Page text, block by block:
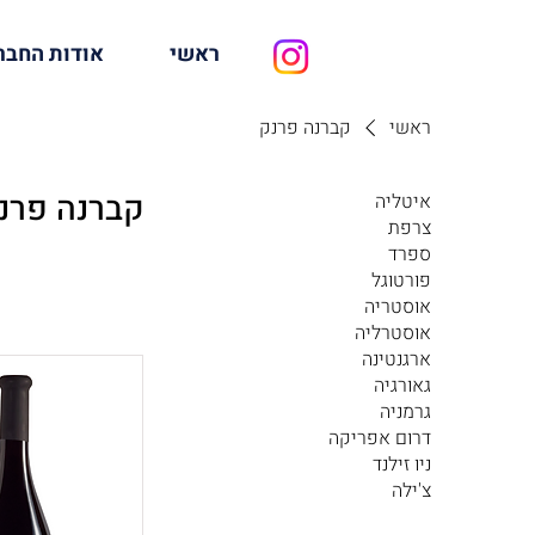
ראשי אודות
ראשי קברנה פרנק
איטליה
צרפת
ספרד
פורטוגל
אוסטריה
אוסטרליה
ארגנטינה
גאורגיה
גרמניה
דרום אפריקה
ניו זילנד
צ'ילה
קברנה